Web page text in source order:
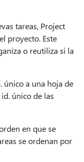
tareas, Project
proyecto. Este
o reutiliza si la
único a una hoja de
único de las
en que se
se ordenan por